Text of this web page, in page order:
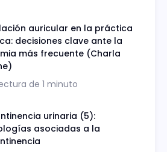
auricular en la práctica
decisiones clave ante la
más frecuente (Charla
de 1 minuto
urinaria (5):
asociadas a la